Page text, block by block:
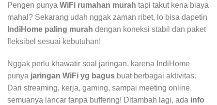
Pengen punya WiFi rumahan murah tapi takut kena biaya
mahal? Sekarang udah nggak zaman ribet, lo bisa dapetin
IndiHome paling murah dengan koneksi stabil dan paket
fleksibel sesuai kebutuhan!
Nggak perlu khawatir soal jaringan, karena IndiHome
punya jaringan WiFi yg bagus buat berbagai aktivitas.
Dari streaming, kerja, gaming, sampai meeting online,
semuanya lancar tanpa buffering! Ditambah lagi, ada info